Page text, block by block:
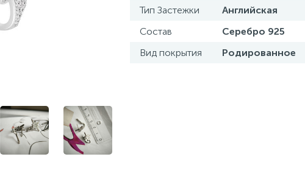
Тип Застежки
Английская
Состав
Серебро 925
Вид покрытия
Родированное